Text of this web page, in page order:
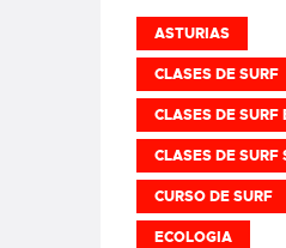
ASTURIAS
CLASES DE SURF
CLASES DE SURF
CLASES DE SURF
CURSO DE SURF
ECOLOGIA